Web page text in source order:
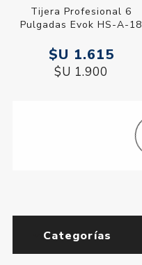
Tijera Profesional 6
Pulgadas Evok HS-A-18
$U 1.615
$U 1.900
Categorías